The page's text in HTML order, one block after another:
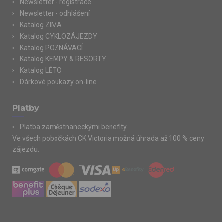
Newsletter - registrace
Newsletter - odhlášení
Katalog ZIMA
Katalog CYKLOZÁJEZDY
Katalog POZNÁVACÍ
Katalog KEMPY & RESORTY
Katalog LÉTO
Dárkové poukazy on-line
Platby
Platba zaměstnaneckými benefity
Ve všech pobočkách CK Victoria možná úhrada až 100 % ceny
zájezdu.